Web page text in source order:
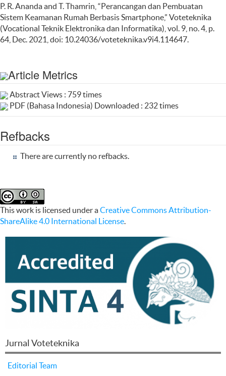
P. R. Ananda and T. Thamrin, “Perancangan dan Pembuatan
Sistem Keamanan Rumah Berbasis Smartphone,” Voteteknika
(Vocational Teknik Elektronika dan Informatika), vol. 9, no. 4, p.
64, Dec. 2021, doi: 10.24036/voteteknika.v9i4.114647.
Article Metrics
Abstract Views : 759 times
PDF (Bahasa Indonesia) Downloaded : 232 times
Refbacks
There are currently no refbacks.
This work is licensed under aCreative Commons Attribution-
ShareAlike 4.0 International License.
Jurnal Voteteknika
Editorial Team